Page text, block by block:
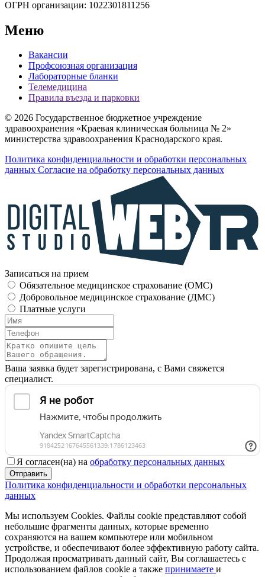
ОГРН организации: 1022301811256
Меню
Вакансии
Профсоюзная организация
Лабораторные бланки
Телемедицина
Правила въезда и парковки
© 2026 Государственное бюджетное учреждение
здравоохранения «Краевая клиническая больница № 2»
министерства здравоохранения Краснодарского края.
Политика конфиденциальности и обработки персональных
данных Согласие на обработку персональных данных
Записаться на прием
Обязательное медицинское страхование (OMC)
Добровольное медицинское страхование (ДМС)
Платные услуги
Ваша заявка будет зарегистрирована, с Вами свяжется
специалист.
Я согласен(на) на обработку персональных данных
Отправить
Политика конфиденциальности и обработки персональных
данных
Мы используем Cookies. Файлы cookie представляют собой
небольшие фрагменты данных, которые временно
сохраняются на вашем компьютере или мобильном
устройстве, и обеспечивают более эффективную работу сайта.
Продолжая просматривать данный сайт, Вы соглашаетесь с
использованием файлов cookie а также принимаете и